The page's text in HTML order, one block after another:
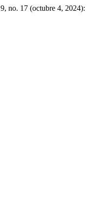
9, no. 17 (octubre 4, 2024):